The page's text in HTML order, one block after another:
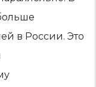
в России. Это